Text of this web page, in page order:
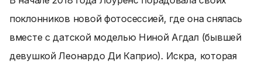
поклонников новой фотосессией, где она снялась
вместе с датской моделью Ниной Агдал (бывшей
девушкой Леонардо Ди Каприо). Искра, которая